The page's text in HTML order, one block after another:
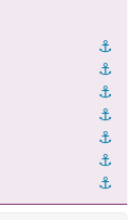
⚓︎
⚓︎
⚓︎
⚓︎
⚓︎
⚓︎
⚓︎